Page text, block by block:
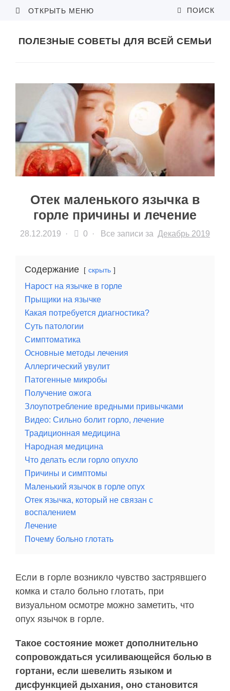
ОТКРЫТЬ МЕНЮ ПОИСК
ПОЛЕЗНЫЕ СОВЕТЫ ДЛЯ ВСЕЙ СЕМЬИ
Отек маленького язычка в
горле причины и лечение
28.12.2019 · 0 · Все записи за Декабрь 2019
Содержание скрыть
Нарост на язычке в горле
Прыщики на язычке
Какая потребуется диагностика?
Суть патологии
Симптоматика
Основные методы лечения
Аллергический увулит
Патогенные микробы
Получение ожога
Злоупотребление вредными привычками
Видео: Сильно болит горло, лечение
Традиционная медицина
Народная медицина
Что делать если горло опухло
Причины и симптомы
Маленький язычок в горле опух
Отек язычка, который не связан с
воспалением
Лечение
Почему больно глотать
Если в горле возникло чувство застрявшего
комка и стало больно глотать, при
визуальном осмотре можно заметить, что
опух язычок в горле.
Такое состояние может дополнительно
сопровождаться усиливающейся болью в
гортани, если шевелить языком и
дисфункцией дыхания, оно становится